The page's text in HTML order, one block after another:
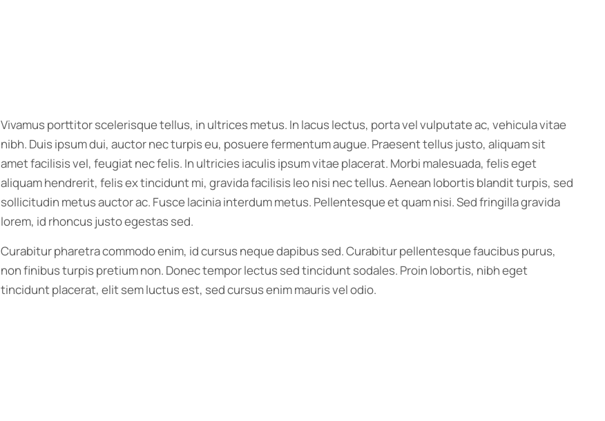
Vivamus porttitor scelerisque tellus, in ultrices metus. In lacus lectus, porta vel vulputate ac, vehicula vitae
nibh. Duis ipsum dui, auctor nec turpis eu, posuere fermentum augue. Praesent tellus justo, aliquam sit
amet facilisis vel, feugiat nec felis. In ultricies iaculis ipsum vitae placerat. Morbi malesuada, felis eget
aliquam hendrerit, felis ex tincidunt mi, gravida facilisis leo nisi nec tellus. Aenean lobortis blandit turpis, sed
sollicitudin metus auctor ac. Fusce lacinia interdum metus. Pellentesque et quam nisi. Sed fringilla gravida
lorem, id rhoncus justo egestas sed.
Curabitur pharetra commodo enim, id cursus neque dapibus sed. Curabitur pellentesque faucibus purus,
non finibus turpis pretium non. Donec tempor lectus sed tincidunt sodales. Proin lobortis, nibh eget
tincidunt placerat, elit sem luctus est, sed cursus enim mauris vel odio.